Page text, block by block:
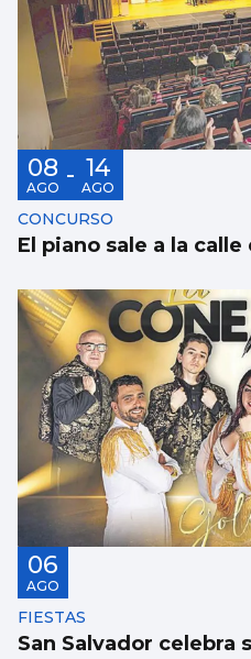
08
AGO - 14
AGO
CONCURSO
El piano sale a la calle
06
AGO
FIESTAS
San Salvador celebra